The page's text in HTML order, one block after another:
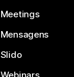
Meetings
Mensagens
Slido